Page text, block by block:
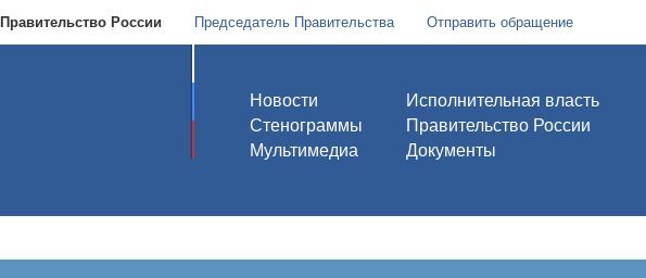
Правительство России Председатель Правительства Отправить обращение
Новости
Стенограммы
Мультимедиа
Исполнительная власть
Правительство России
Документы